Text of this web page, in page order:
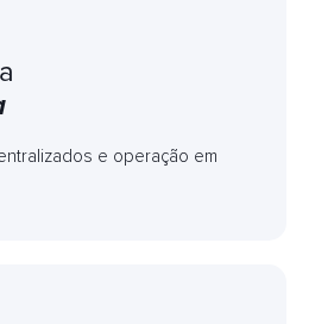
e operação em